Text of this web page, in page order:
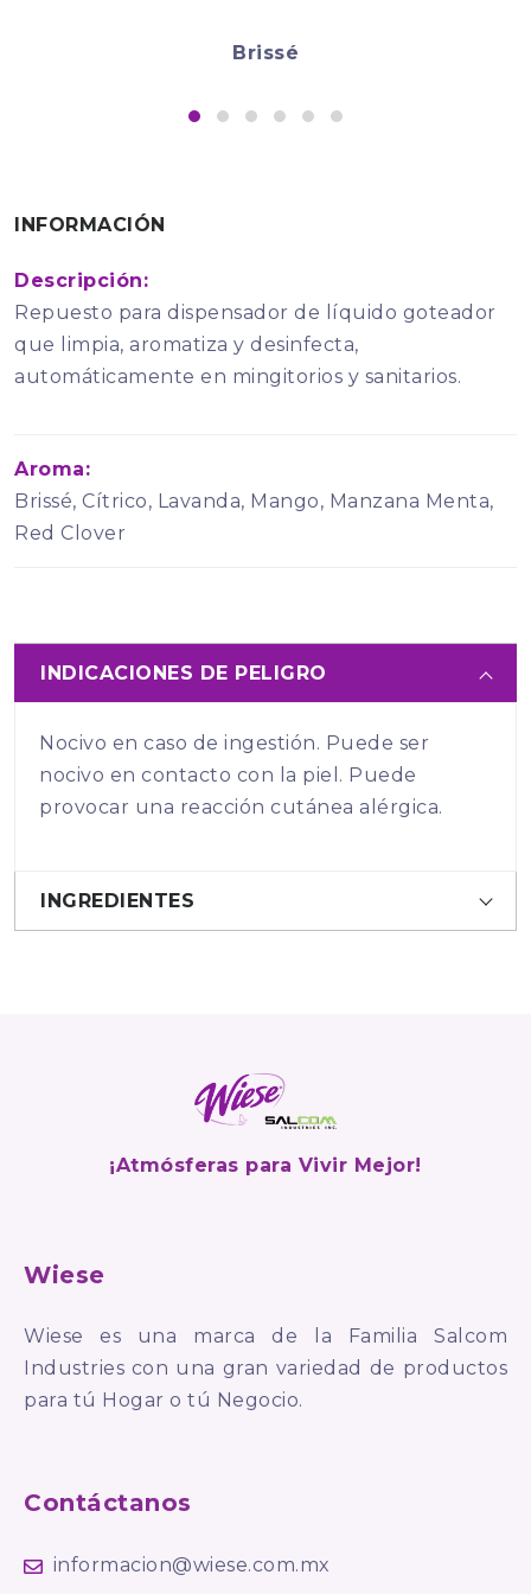
Brissé
INFORMACIÓN
Descripción:
Repuesto para dispensador de líquido goteador
que limpia, aromatiza y desinfecta,
automáticamente en mingitorios y sanitarios.
Aroma:
Brissé, Cítrico, Lavanda, Mango, Manzana Menta,
Red Clover
INDICACIONES DE PELIGRO
Nocivo en caso de ingestión. Puede ser
nocivo en contacto con la piel. Puede
provocar una reacción cutánea alérgica.
INGREDIENTES
¡Atmósferas para Vivir Mejor!
Wiese
Wiese es una marca de la Familia Salcom
Industries con una gran variedad de productos
para tú Hogar o tú Negocio.
Contáctanos
informacion@wiese.com.mx